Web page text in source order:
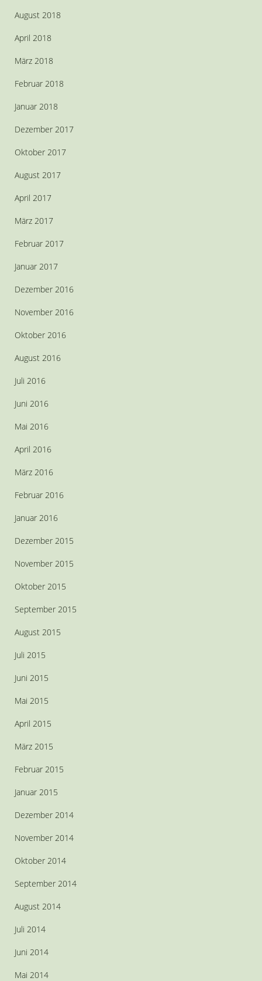
August 2018
April 2018
März 2018
Februar 2018
Januar 2018
Dezember 2017
Oktober 2017
August 2017
April 2017
März 2017
Februar 2017
Januar 2017
Dezember 2016
November 2016
Oktober 2016
August 2016
Juli 2016
Juni 2016
Mai 2016
April 2016
März 2016
Februar 2016
Januar 2016
Dezember 2015
November 2015
Oktober 2015
September 2015
August 2015
Juli 2015
Juni 2015
Mai 2015
April 2015
März 2015
Februar 2015
Januar 2015
Dezember 2014
November 2014
Oktober 2014
September 2014
August 2014
Juli 2014
Juni 2014
Mai 2014